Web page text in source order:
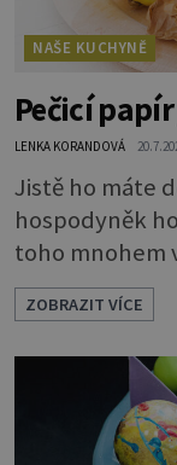
NAŠE KUCHYNĚ
Pečicí
LENKA KORANDOVÁ
Jistě ho máte
hospodyněk
toho mnohem víc. Za hlavní
považují to, že
pečou
pečiva. Ale to
použít na
nechceme,
připálil.
ZOBRAZIT VÍCE